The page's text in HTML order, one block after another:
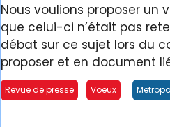
Nous voulions proposer un
que celui-ci n’était pas
débat sur ce sujet lors du
proposer et en document
Revue de presse Voeux